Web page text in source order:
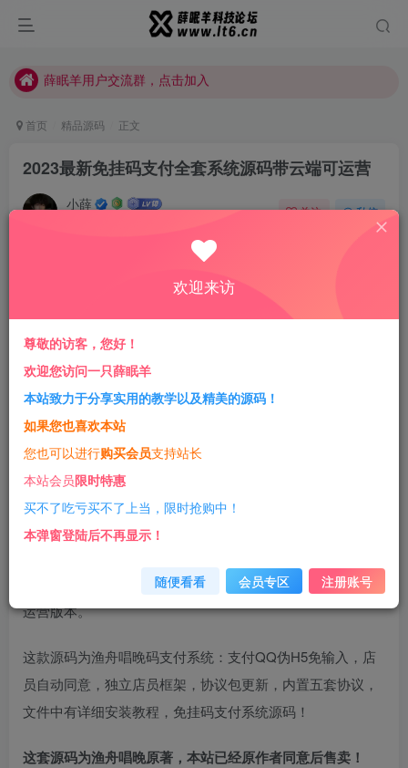
站点正在整改，如有侵犯您的权益请联系我们
站点正在整改，如有侵犯您的权益请联系我们
首页 精品源码 正文
2023最新免挂码支付全套系统源码带云端可运营
小薛 关注 私信
2023最新免挂码支付全套系统源码带云端可运营
此内容为付费资源，请付费后查看
赞助会员免费 代理会员
一经购买概不退款
源码介绍
今天小薛给大家带来2023最新码支付全套系统源码带云端可
运营版本。
这款源码为渔舟唱晚码支付系统：支付QQ伪H5免输入，店
员自动同意，独立店员框架，协议包更新，内置五套协议，
文件中有详细安装教程，免挂码支付系统源码！
这套源码为渔舟唱晚原著，本站已经原作者同意后售卖！
欢迎来访
尊敬的访客，您好！
欢迎您访问一只薛眠羊
本站致力于分享实用的教学以及精美的源码！
如果您也喜欢本站
您也可以进行购买会员支持站长
本站会员限时特惠
买不了吃亏买不了上当，限时抢购中！
本弹窗登陆后不再显示！
随便看看 会员专区 注册账号